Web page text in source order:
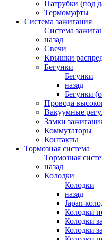
Патрубки (под
Термомуфты
Система зажигания
Система
назад
Свечи
Крышки
Бегунки
Бегунки
назад
Бегунки
Провода
Вакуумные
Замки
Коммутаторы
Контакты
Тормозная система
Тормозная
назад
Колодки
Колодки
назад
Japan-
Колодки
Колодки
Колодки